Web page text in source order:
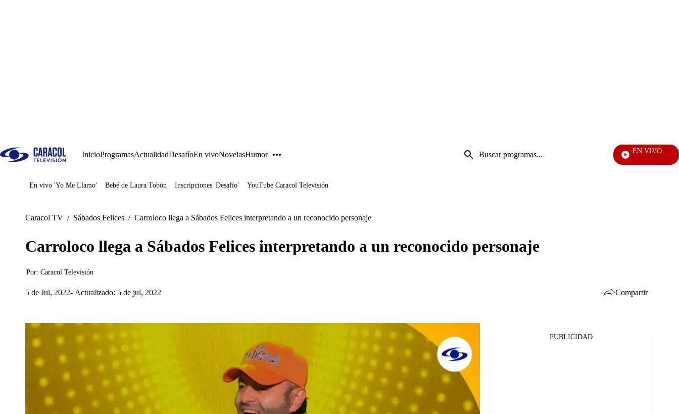
InicioProgramasActualidadDesafíoEn vivoNovelasHumor
Entrada
de
EN VIVO
Juegos
En vivo 'Yo Me Llamo' Bebé de Laura Tobón Inscripciones 'Desafío' YouTube Caracol Televisión
Caracol TV / Sábados Felices / Carroloco llega a Sábados Felices interpretando a un reconocido personaje
Carroloco llega a Sábados Felices interpretando a un reconocido personaje
Por: Caracol Televisión
5 de Jul, 2022 Actualizado: 5 de jul, 2022 Compartir
PUBLICIDAD